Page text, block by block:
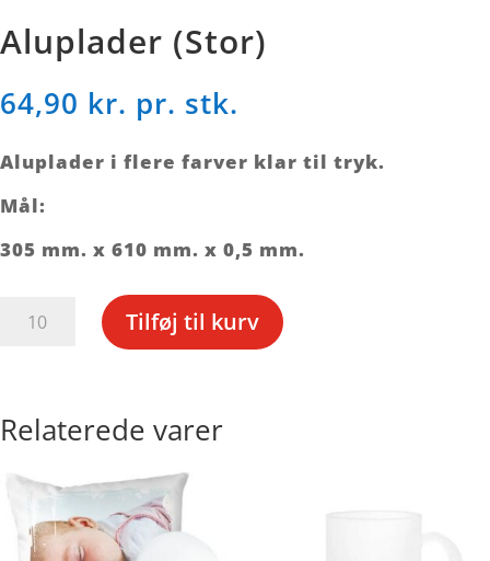
Aluplader (Stor)
64,90 kr. pr. stk.
Aluplader i flere farver klar til tryk.
Mål:
305 mm. x 610 mm. x 0,5 mm.
(Stor)
Tilføj til kurv
Relaterede varer